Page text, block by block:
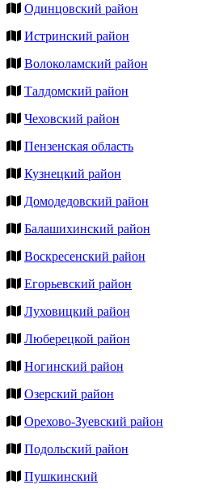
Одинцовский район
Истринский район
Волоколамский район
Талдомский район
Чеховский район
Пензенская область
Кузнецкий район
Домодедовский район
Балашихинский район
Воскресенский район
Егорьевский район
Луховицкий район
Люберецкой район
Ногинский район
Озерский район
Орехово-Зуевский район
Подольский район
Пушкинский